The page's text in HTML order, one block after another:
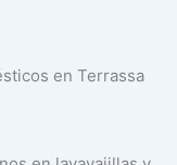
en Terrassa